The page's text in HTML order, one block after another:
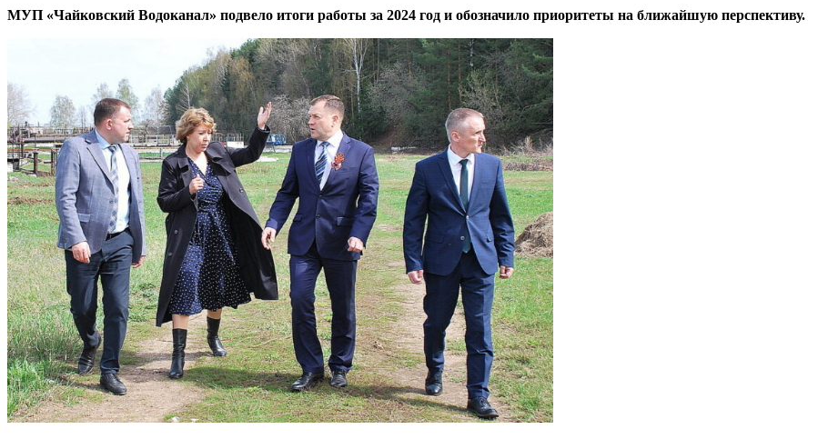
МУП «Чайковский Водоканал» подвело итоги работы за 2024 год и обозначило приоритеты на ближайшую перспективу.